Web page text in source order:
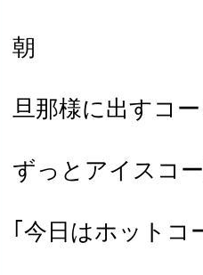
朝
旦那様に出すコ
ずっとアイスコ
｢今日はホットコ